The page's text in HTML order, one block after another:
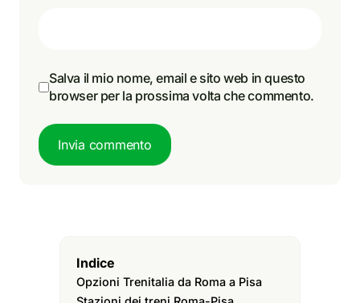
Salva il mio nome, email e sito web in questo
browser per la prossima volta che commento.
Invia commento
Indice
Opzioni Trenitalia da Roma a Pisa